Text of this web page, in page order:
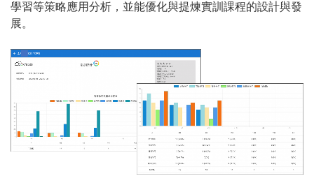
學習等策略應用分析，並能優化與提煉實訓課程的設計與發
展。